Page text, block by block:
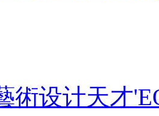
術设计天才